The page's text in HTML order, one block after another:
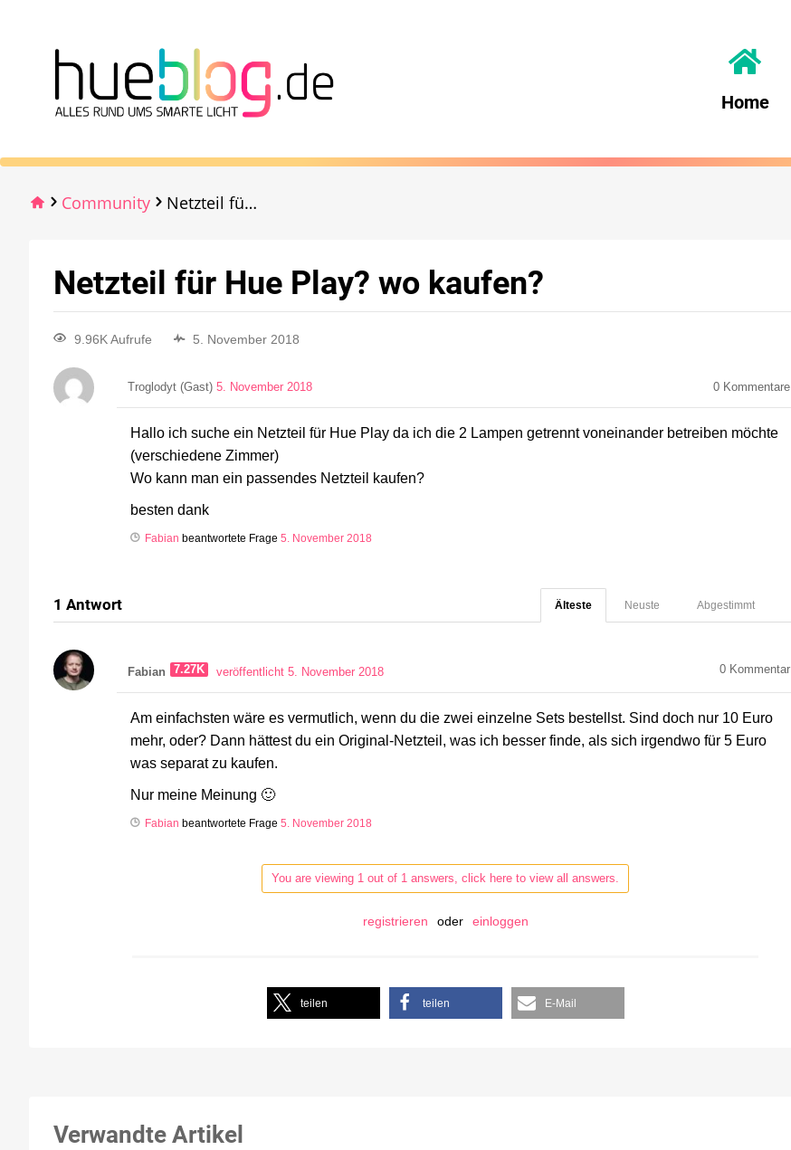
Home
Community Netzteil für Hue Play? wo kaufen?
Netzteil für Hue Play? wo kaufen?
9.96K Aufrufe 5. November 2018
Troglodyt (Gast) 5. November 2018 0 Kommentare
Hallo ich suche ein Netzteil für Hue Play da ich die 2 Lampen getrennt voneinander betreiben möchte
(verschiedene Zimmer)
Wo kann man ein passendes Netzteil kaufen?
besten dank
Fabian beantwortete Frage 5. November 2018
1 Antwort Abgestimmt
Neuste
Älteste
Fabian 7.27K veröffentlicht 5. November 2018 0 Kommentar
Am einfachsten wäre es vermutlich, wenn du die zwei einzelne Sets bestellst. Sind doch nur 10 Euro
mehr, oder? Dann hättest du ein Original-Netzteil, was ich besser finde, als sich irgendwo für 5 Euro
was separat zu kaufen.
Nur meine Meinung 🙂
Fabian beantwortete Frage 5. November 2018
You are viewing 1 out of 1 answers, click here to view all answers.
registrieren oder einloggen
teilen teilen E-Mail
Verwandte Artikel